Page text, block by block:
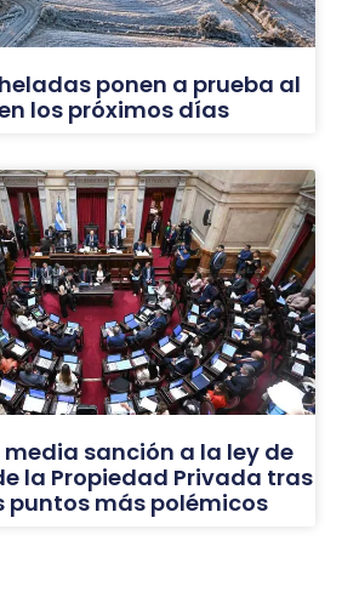
ponen a prueba al
los próximos días
media sanción a la ley de
la Propiedad Privada tras
puntos más polémicos